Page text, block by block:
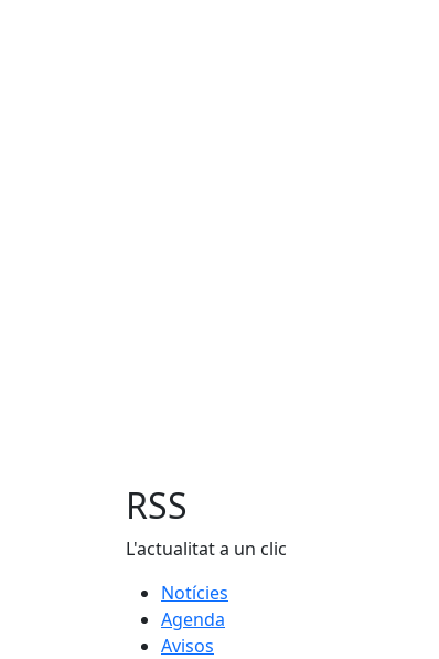
RSS
L'actualitat a un clic
Notícies
Agenda
Avisos